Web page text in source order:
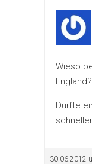
Wieso
England?
Dürfte
30.06.2012